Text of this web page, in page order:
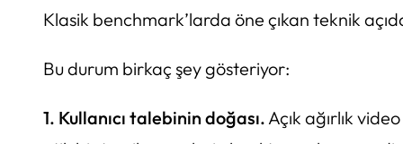
Klasik benchmark’larda öne çıkan teknik
Bu durum birkaç şey gösteriyor:
1. Kullanıcı talebinin doğası. Açık ağırlık